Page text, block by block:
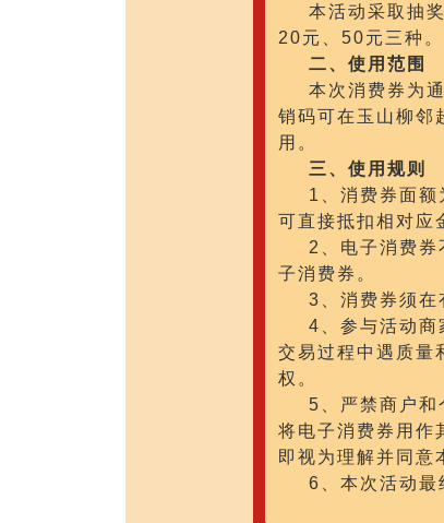
本活动采取抽
20元、50元三种。
二、使用范围
本次消费券为
销码可在玉山柳邻
用。
三、使用规则
1、消费券面额
可直接抵扣相对应
2、电子消费券
子消费券。
3、消费券须在
4、参与活动商
交易过程中遇质量
权。
5、严禁商户和
将电子消费券用作
即视为理解并同意
6、本次活动最